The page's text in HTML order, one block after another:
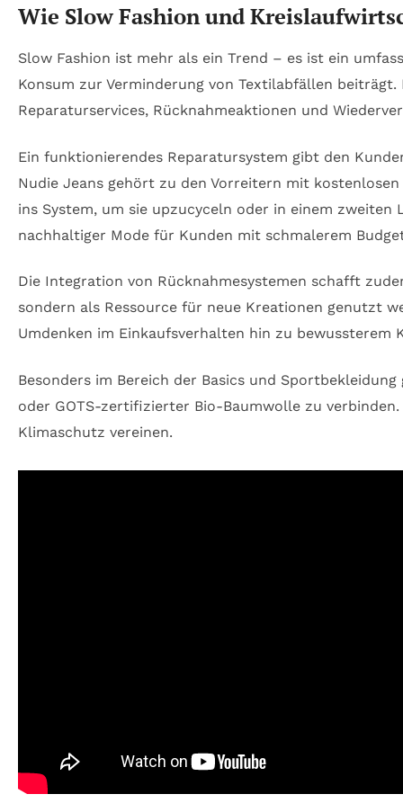
Wie Slow Fashion und
Slow Fashion ist mehr als ein Trend – es ist ein
Konsum zur Verminderung von Textilabfällen
Reparaturservices, Rücknahmeaktionen und
Ein funktionierendes Reparatursystem gibt den
Nudie Jeans gehört zu den Vorreitern mit
ins System, um sie upzucyceln oder in einem
nachhaltiger Mode für Kunden mit schmalerem
Die Integration von Rücknahmesystemen schafft
sondern als Ressource für neue Kreationen genutzt
Umdenken im Einkaufsverhalten hin zu
Besonders im Bereich der Basics und
oder GOTS-zertifizierter Bio-Baumwolle zu
Klimaschutz vereinen.